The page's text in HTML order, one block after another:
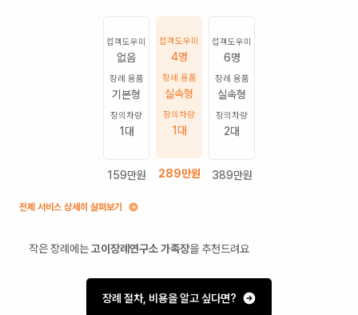
접객도우미
없음
장례 용품
기본형
장의차량
1 대
159만원
접객도우미
4명
장례 용품
실속형
장의차량
1 대
289만원
접객도우미
6명
장례 용품
실속형
장의차량
2대
389만원
전체 서비스 상세히 살펴보기
작은 장례에는고이장례연구소 가족장을 추천드려요
장례 절차, 비용을 알고 싶다면?